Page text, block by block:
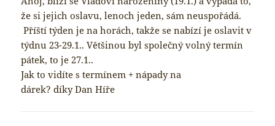
že si jejich oslavu, lenoch jeden, sám neuspořádá.
Příští týden je na horách, takže se nabízí je oslavit v
týdnu 23-29.1.. Většinou byl společný volný termín
pátek, to je 27.1..
Jak to vidíte s termínem + nápady na
dárek? díky Dan Híře